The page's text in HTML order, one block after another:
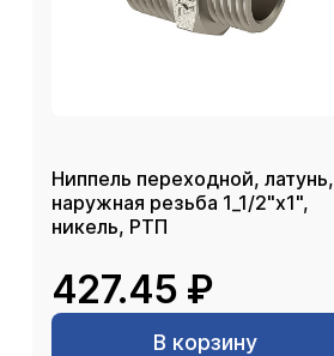
Ниппель переходной, латунь,
наружная резьба 1_1/2"х1",
никель, РТП
427.45 ₽
В корзину